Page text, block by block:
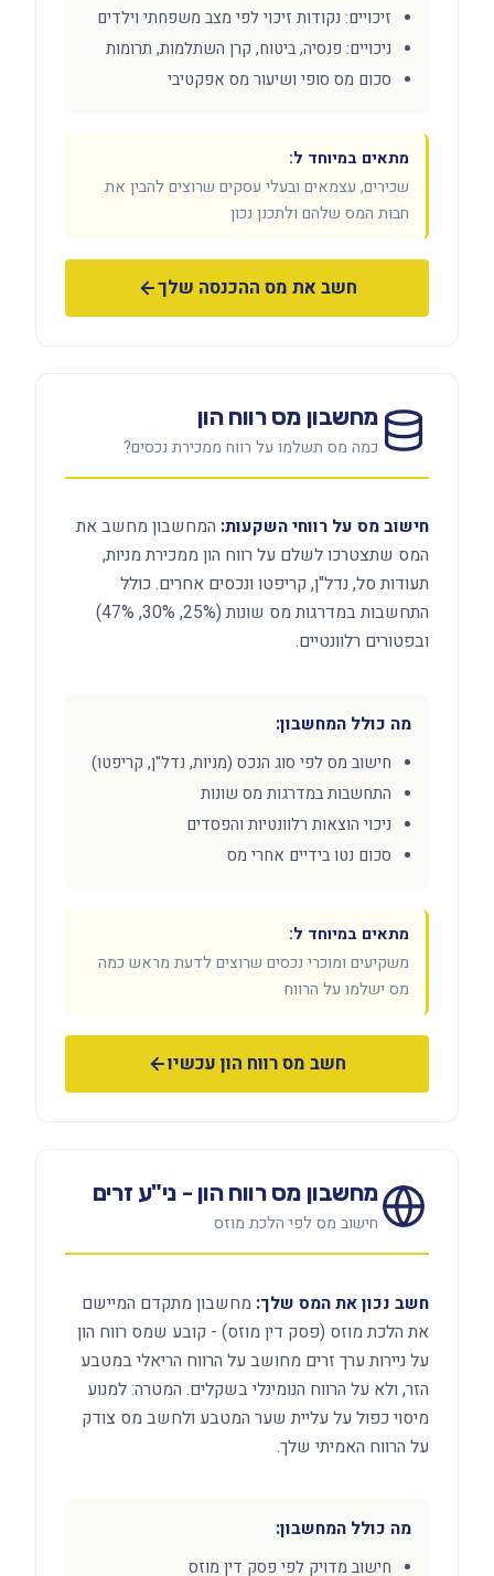
זיכויים: נקודות זיכוי לפי מצב משפחתי וילדים
ניכויים: פנסיה, ביטוח, קרן השתלמות, תרומות
סכום מס סופי ושיעור מס אפקטיבי
מתאים במיוחד ל:
שכירים, עצמאים ובעלי עסקים שרוצים להבין את
חבות המס שלהם ולתכנן נכון
חשב את מס ההכנסה שלך
מחשבון מס רווח הון
כמה מס תשלמו על רווח ממכירת נכסים?
חישוב מס על רווחי השקעות: המחשבון מחשב את
המס שתצטרכו לשלם על רווח הון ממכירת מניות,
תעודות סל, נדל"ן, קריפטו ונכסים אחרים. כולל
התחשבות במדרגות מס שונות (25%, 30%, 47%)
ובפטורים רלוונטיים.
מה כולל המחשבון:
חישוב מס לפי סוג הנכס (מניות, נדל"ן, קריפטו)
התחשבות במדרגות מס שונות
ניכוי הוצאות רלוונטיות והפסדים
סכום נטו בידיים אחרי מס
מתאים במיוחד ל:
משקיעים ומוכרי נכסים שרוצים לדעת מראש כמה
מס ישלמו על הרווח
חשב מס רווח הון עכשיו
מחשבון מס רווח הון - ני"ע זרים
חישוב מס לפי הלכת מוזס
חשב נכון את המס שלך: מחשבון מתקדם המיישם
את הלכת מוזס (פסק דין מוזס) - קובע שמס רווח הון
על ניירות ערך זרים מחושב על הרווח הריאלי במטבע
הזר, ולא על הרווח הנומינלי בשקלים. המטרה: למנוע
מיסוי כפול על עליית שער המטבע ולחשב מס צודק
על הרווח האמיתי שלך.
מה כולל המחשבון:
חישוב מדויק לפי פסק דין מוזס